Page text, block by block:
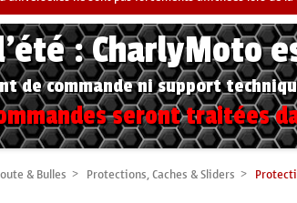
: CharlyMoto
de commande ni support
seront traitées
& Bulles Protections, Caches & Sliders